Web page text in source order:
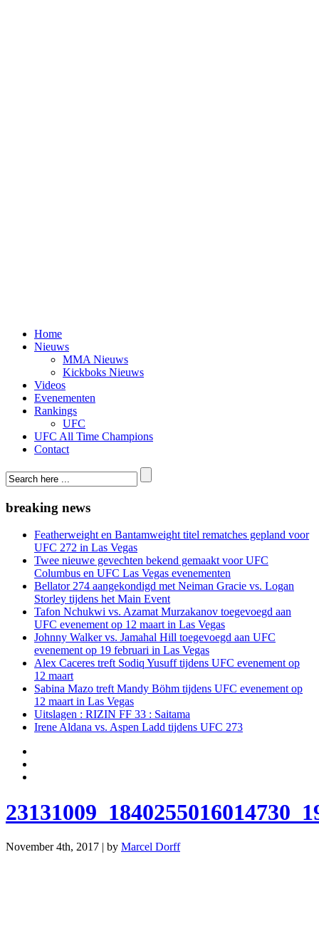
Home
Nieuws
MMA Nieuws
Kickboks Nieuws
Videos
Evenementen
Rankings
UFC
UFC All Time Champions
Contact
breaking news
Featherweight en Bantamweight titel rematches gepland voor
UFC 272 in Las Vegas
Twee nieuwe gevechten bekend gemaakt voor UFC
Columbus en UFC Las Vegas evenementen
Bellator 274 aangekondigd met Neiman Gracie vs. Logan
Storley tijdens het Main Event
Tafon Nchukwi vs. Azamat Murzakanov toegevoegd aan
UFC evenement op 12 maart in Las Vegas
Johnny Walker vs. Jamahal Hill toegevoegd aan UFC
evenement op 19 februari in Las Vegas
Alex Caceres treft Sodiq Yusuff tijdens UFC evenement op
12 maart
Sabina Mazo treft Mandy Böhm tijdens UFC evenement op
12 maart in Las Vegas
Uitslagen : RIZIN FF 33 : Saitama
Irene Aldana vs. Aspen Ladd tijdens UFC 273
November 4th, 2017 | by Marcel Dorff